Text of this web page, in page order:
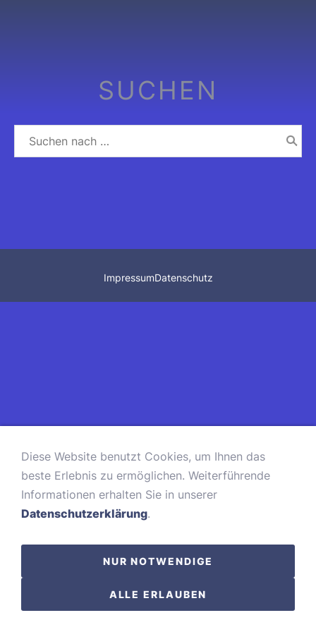
SUCHEN
ImpressumDatenschutz
Diese Website benutzt Cookies, um Ihnen das
beste Erlebnis zu ermöglichen. Weiterführende
Informationen erhalten Sie in unserer
Datenschutzerklärung.
NUR NOTWENDIGE
ALLE ERLAUBEN